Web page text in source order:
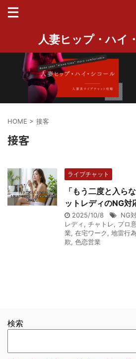
人妻ヒップ・ハイ
HOME > 接客
接客
ライブチャット
「もう二度と入ら
ットレディのNG対
2025/10/8 NG
レディ, チャトレ, プロ
業, 在宅ワーク, 地雷行為
欺, 色恋営業
検索